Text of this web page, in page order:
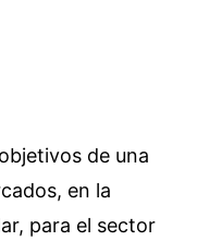
de una
en la
para el sector